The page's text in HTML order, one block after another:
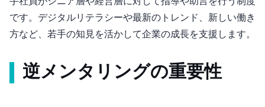
です。デジタルリテラシーや最新のトレンド、新しい働き
方など、若手の知見を活かして企業の成長を支援します。
逆メンタリングの重要性